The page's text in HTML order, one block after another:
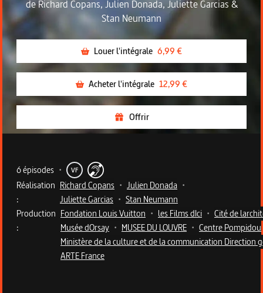
deRichard Copans, Julien Donada, Juliette Garcias &
Stan Neumann
Louer l'intégrale 6,99 €
Acheter l'intégrale 12,99 €
Offrir
Metadata du programme
6 épisodes • VF
Réalisation
:
Richard Copans • Julien Donada •
Juliette Garcias • Stan Neumann
Production
:
Fondation Louis Vuitton • les Films dIci • Cité de
Musée dOrsay • MUSEE DU LOUVRE • Centre Pompidou
Ministère de la culture et de la communication Direction
ARTE France